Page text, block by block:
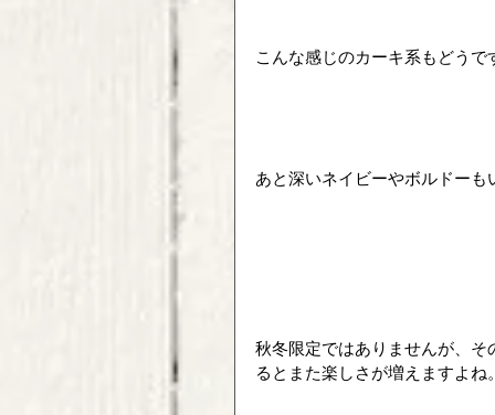
こんな感じのカーキ系もどうで
あと深いネイビーやボルドーも
秋冬限定ではありませんが、
るとまた楽しさが増えますよね。